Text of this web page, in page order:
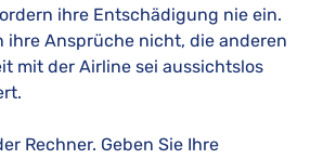
ihre Entschädigung nie ein.
ihre Ansprüche nicht, die anderen
mit der Airline sei aussichtslos
Rechner. Geben Sie Ihre